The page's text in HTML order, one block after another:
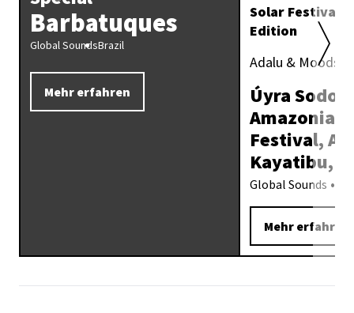
Barbatuques
Global SoundsBrazil
Mehr erfahren
Solar Festival
Edition
Adalu & Moods
Úyra
Amazonia
Festival,
Kayatibu,
Global Sounds
Mehr erfahren